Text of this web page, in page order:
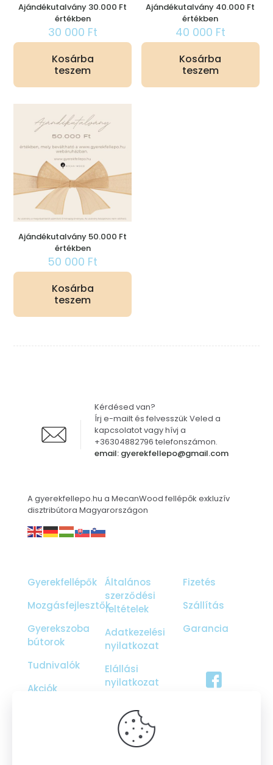
Ajándékutalvány 30.000 Ft
értékben
30 000 Ft
Kosárba
teszem
Ajándékutalvány 40.000 Ft
értékben
40 000 Ft
Kosárba
teszem
Ajándékutalvány 50.000 Ft
értékben
50 000 Ft
Kosárba
teszem
email: gyerekfellepo@gmail.com
Kérdésed van?
Írj e-mailt és felvesszük Veled a
kapcsolatot vagy hívj a
+36304882796 telefonszámon.
A gyerekfellepo.hu a MecanWood fellépők exkluzív
disztribútora Magyarországon
Gyerekfellépők
Mozgásfejlesztők
Gyerekszoba
bútorok
Tudnivalók
Akciók
Általános
szerződési
feltételek
Adatkezelési
nyilatkozat
Elállási
nyilatkozat
Fizetés
Szállítás
Garancia